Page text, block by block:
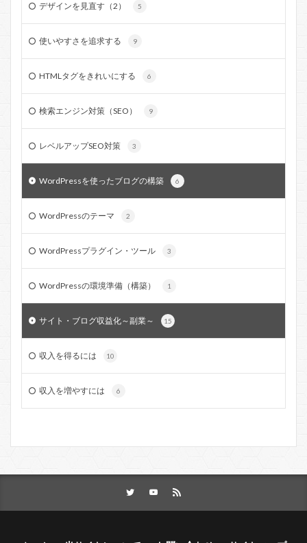
デザインを見直す（2） 5
使いやすさを追求する 9
HTMLタグをきれいにする 6
検索エンジン対策（SEO） 9
レベルアップSEO対策 3
WordPressを使ったブログの構築 6
WordPressのテーマ 2
WordPressプラグイン・ツール 3
WordPressの環境準備（構築） 1
サイト・ブログ収益化～副業～ 15
収入を得るには 10
収入を増やすには 6